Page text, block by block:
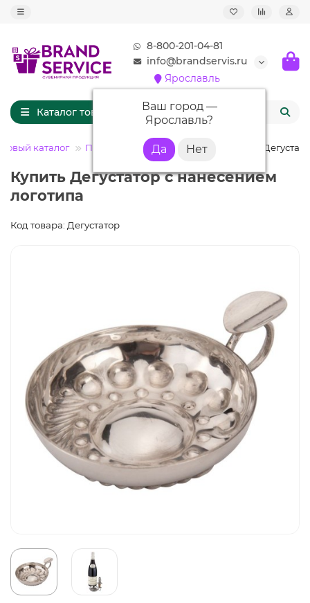
8-800-201-04-81
info@brandservis.ru
Ярославль
Ваш город —
Ярославль?
Каталог товаров
каталог ПОСУДА Кухонные аксессуары
Купить Дегустатор с нанесением
логотипа
Код товара: Дегустатор